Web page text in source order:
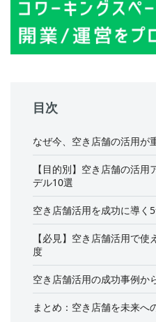
目次
なぜ今、空き店舗の活用が
【目的別】空き店舗の活
デル10選
空き店舗活用を成功に導く
【必見】空き店舗活用で
度
空き店舗活用の成功事例か
まとめ：空き店舗を未来へ